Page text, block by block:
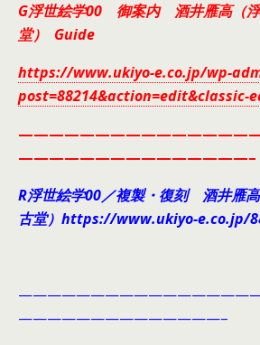
G浮世絵学00 御案内 酒井雁高（
堂） Guide
https://www.ukiyo-e.co.jp/wp-
post=88214&action=edit&classic-
———————————————–
R浮世絵学00／複製・復刻 酒井雁
古堂）https://www.ukiyo-e.co.jp/
——————————————–